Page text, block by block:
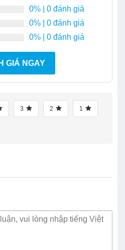
0% | 0 đánh giá
0% | 0 đánh giá
0% | 0 đánh giá
GIÁ NGAY
3 2 1